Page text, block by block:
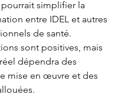
simplifier la
entre IDEL et autres
de santé.
sont positives, mais
dépendra des
mise en œuvre et des